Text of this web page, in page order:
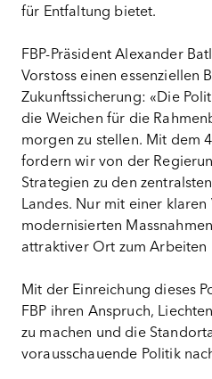
für Entfaltung bietet.
FBP-Präsident Alexander
Vorstoss einen essenziellen
Zukunftssicherung: «Die
die Weichen für die
morgen zu stellen. Mit dem
fordern wir von der
Strategien zu den
Landes. Nur mit einer
modernisierten
attraktiver Ort zum Arbeiten
Mit der Einreichung dieses
FBP ihren Anspruch,
zu machen und die
vorausschauende Politik